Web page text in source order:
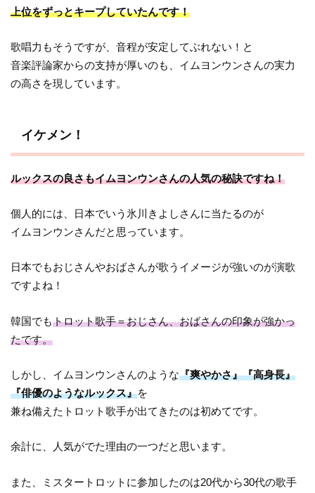
上位をずっとキープしていたんです！
歌唱力もそうですが、音程が安定してぶれない！と
音楽評論家からの支持が厚いのも、イムヨンウンさんの実力
の高さを現しています。
イケメン！
ルックスの良さもイムヨンウンさんの人気の秘訣ですね！
個人的には、日本でいう氷川きよしさんに当たるのが
イムヨンウンさんだと思っています。
日本でもおじさんやおばさんが歌うイメージが強いのが演歌
ですよね！
韓国でもトロット歌手＝おじさん、おばさんの印象が強かっ
たです。
しかし、イムヨンウンさんのような『爽やかさ』『高身長』
『俳優のようなルックス』を
兼ね備えたトロット歌手が出てきたのは初めてです。
余計に、人気がでた理由の一つだと思います。
また、ミスタートロットに参加したのは20代から30代の歌手